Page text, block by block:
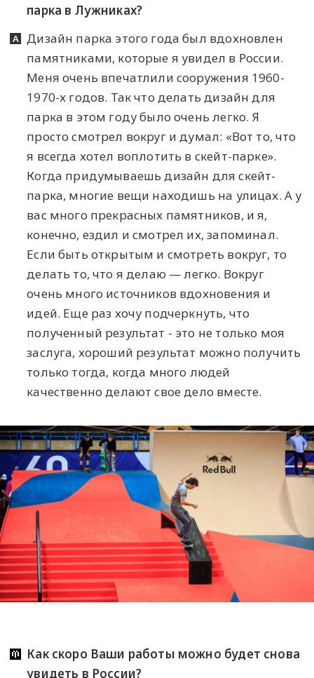
парка в Лужниках?
Дизайн парка этого года был вдохновлен
памятниками, которые я увидел в России.
Меня очень впечатлили сооружения 1960-
1970-х годов. Так что делать дизайн для
парка в этом году было очень легко. Я
просто смотрел вокруг и думал: «Вот то, что
я всегда хотел воплотить в скейт-парке».
Когда придумываешь дизайн для скейт-
парка, многие вещи находишь на улицах. А у
вас много прекрасных памятников, и я,
конечно, ездил и смотрел их, запоминал.
Если быть открытым и смотреть вокруг, то
делать то, что я делаю — легко. Вокруг
очень много источников вдохновения и
идей. Еще раз хочу подчеркнуть, что
полученный результат - это не только моя
заслуга, хороший результат можно получить
только тогда, когда много людей
качественно делают свое дело вместе.
Как скоро Ваши работы можно будет снова
увидеть в России?